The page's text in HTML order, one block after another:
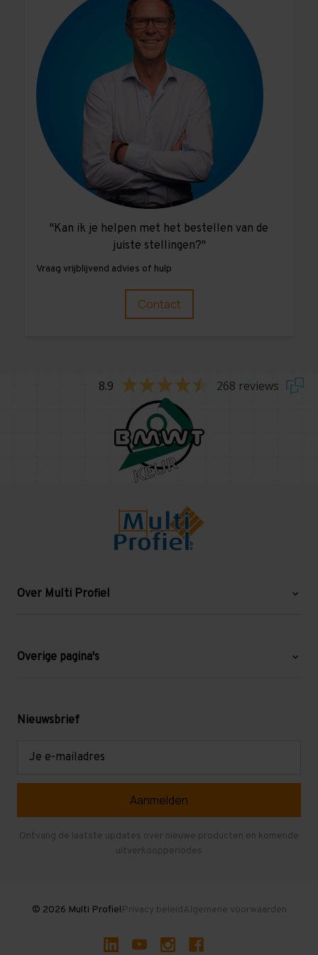
"Kan ik je helpen met het bestellen van de
juiste stellingen?"
Vraag vrijblijvend advies of hulp
Contact
de zware zelfs 200 kilo per verdieping!
8.9 268 reviews
Over Multi Profiel
Blog
Levering en afhalen
Overige pagina's
Mezzanine
Verdiepingsvloeren
Gebruikte entresolvloeren
Nieuwsbrief
Ontvang de laatste updates over nieuwe producten en komende
uitverkoopperiodes
© 2026 Multi ProfielPrivacy beleidAlgemene voorwaarden